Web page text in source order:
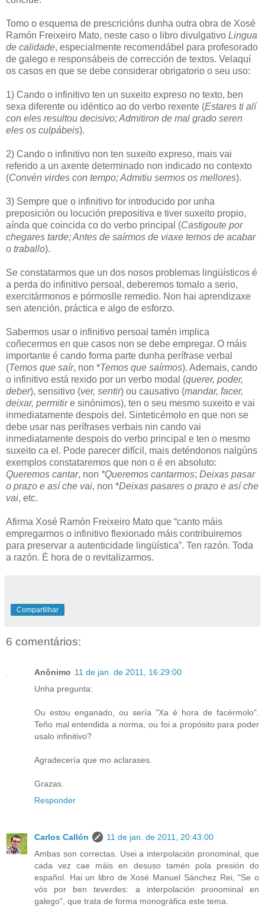
Tomo o esquema de prescricións dunha outra obra de Xosé
Ramón Freixeiro Mato, neste caso o libro divulgativo Lingua
de calidade, especialmente recomendábel para profesorado
de galego e responsábeis de corrección de textos. Velaquí
os casos en que se debe considerar obrigatorio o seu uso:
1) Cando o infinitivo ten un suxeito expreso no texto, ben
sexa diferente ou idéntico ao do verbo rexente (Estares ti alí
con eles resultou decisivo; Admitiron de mal grado seren
eles os culpábeis).
2) Cando o infinitivo non ten suxeito expreso, mais vai
referido a un axente determinado non indicado no contexto
(Convén virdes con tempo; Admitiu sermos os mellores).
3) Sempre que o infinitivo for introducido por unha
preposición ou locución prepositiva e tiver suxeito propio,
aínda que coincida co do verbo principal (Castigoute por
chegares tarde; Antes de saírmos de viaxe temos de acabar
o traballo).
Se constatarmos que un dos nosos problemas lingüísticos é
a perda do infinitivo persoal, deberemos tomalo a serio,
exercitármonos e pórmoslle remedio. Non hai aprendizaxe
sen atención, práctica e algo de esforzo.
Sabermos usar o infinitivo persoal tamén implica
coñecermos en que casos non se debe empregar. O máis
importante é cando forma parte dunha perífrase verbal
(Temos que saír, non *Temos que saírmos). Ademais, cando
o infinitivo está rexido por un verbo modal (querer, poder,
deber), sensitivo (ver, sentir) ou causativo (mandar, facer,
deixar, permitire sinónimos), ten o seu mesmo suxeito e vai
inmediatamente despois del. Sinteticémolo en que non se
debe usar nas perífrases verbais nin cando vai
inmediatamente despois do verbo principal e ten o mesmo
suxeito ca el. Pode parecer difícil, mais deténdonos nalgúns
exemplos constataremos que non o é en absoluto:
Queremos cantar, non *Queremos cantarmos; Deixas pasar
o prazo e así che vai, non *Deixas pasares o prazo e así che
vai, etc.
Afirma Xosé Ramón Freixeiro Mato que “canto máis
empregarmos o infinitivo flexionado máis contribuiremos
para preservar a autenticidade lingüística”. Ten razón. Toda
a razón. É hora de o revitalizarmos.
Compartilhar
6 comentários:
Anônimo 11 de jan. de 2011, 16:29:00
Unha pregunta:
Ou estou enganado, ou sería "Xa é hora de facérmolo".
Teño mal entendida a norma, ou foi a propósito para poder
usalo infinitivo?
Agradecería que mo aclarases.
Grazas.
Responder
Carlos Callón
11 de jan. de 2011, 20:43:00
Ambas son correctas. Usei a interpolación pronominal, que
cada vez cae máis en desuso tamén pola presión do
español. Hai un libro de Xosé Manuel Sánchez Rei, "Se o
vós por ben teverdes: a interpolación pronominal en
galego", que trata de forma monográfica este tema.